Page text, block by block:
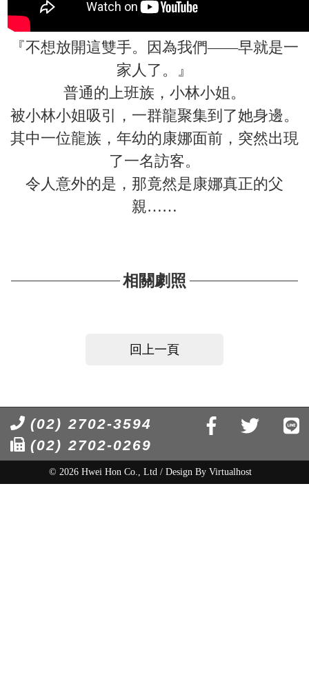
『不想放開這雙手。因為我們——早就是一
家人了。』
普通的上班族，小林小姐。
被小林小姐吸引，一群龍聚集到了她身邊。
其中一位龍族，年幼的康娜面前，突然出現
了一名訪客。
令人意外的是，那竟然是康娜真正的父
親……
相關劇照
回上一頁
(02) 2702-3594
(02) 2702-0269
© 2026 Hwei Hon Co., Ltd / Design By Virtualhost